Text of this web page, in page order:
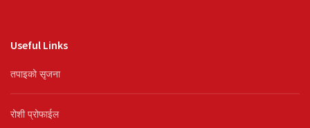
Useful Links
तपाइको सृजना
रोशी प्रोफाईल